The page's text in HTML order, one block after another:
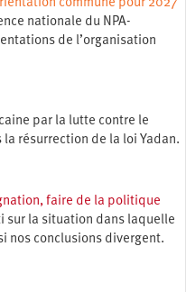
commune pour 2027
nationale du NPA-
de l’organisation
par la lutte contre le
la résurrection de la loi Yadan.
faire de la politique
sur la situation dans laquelle
nos conclusions divergent.